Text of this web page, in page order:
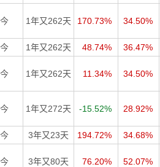
1年又262天 170.73% 34.50%
1年又262天 48.74% 36.47%
1年又262天 11.34% 34.50%
1年又272天 -15.52% 28.92%
3年又23天 194.72% 34.68%
3年又80天 76.20% 52.07%